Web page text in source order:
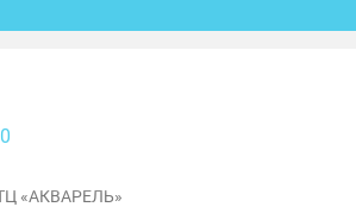
«АКВАРЕЛЬ»